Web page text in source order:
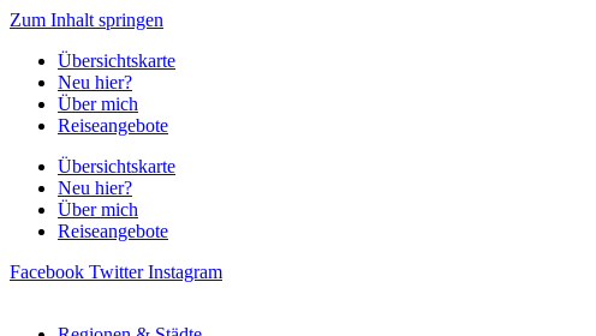
Zum Inhalt springen
Übersichtskarte
Neu hier?
Über mich
Reiseangebote
Übersichtskarte
Neu hier?
Über mich
Reiseangebote
Facebook Twitter Instagram